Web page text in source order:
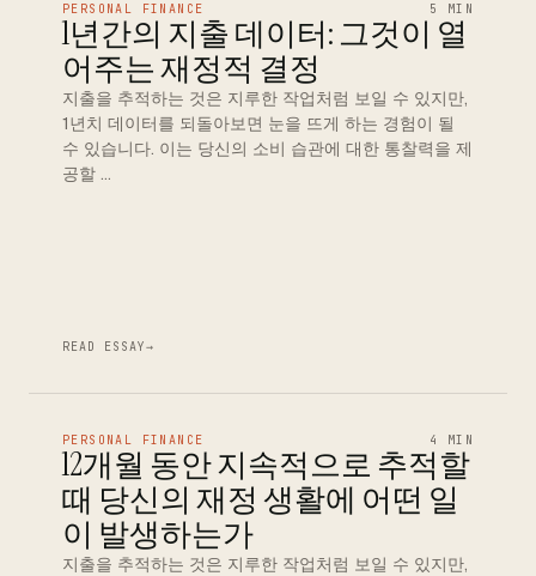
PERSONAL FINANCE 5 MIN
1년간의 지출 데이터: 그것이 열
어주는 재정적 결정
지출을 추적하는 것은 지루한 작업처럼 보일 수 있지만,
1년치 데이터를 되돌아보면 눈을 뜨게 하는 경험이 될
수 있습니다. 이는 당신의 소비 습관에 대한 통찰력을 제
공할 …
READ ESSAY→
PERSONAL FINANCE 4 MIN
12개월 동안 지속적으로 추적할
때 당신의 재정 생활에 어떤 일
이 발생하는가
지출을 추적하는 것은 지루한 작업처럼 보일 수 있지만,